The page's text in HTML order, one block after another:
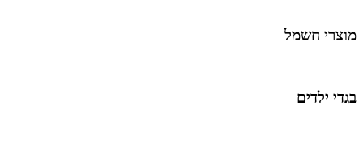
מוצרי חשמל
בגדי ילדים